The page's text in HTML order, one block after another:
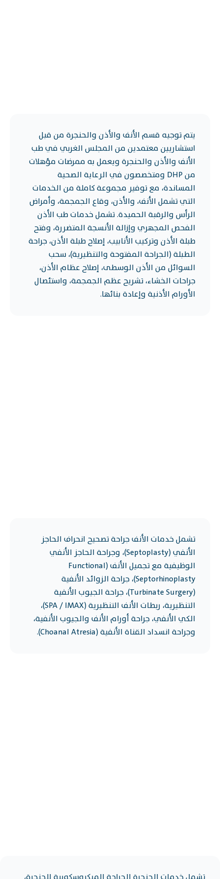
يتم توجيه قسم الأنف والأذن والحنجرة من قبل
استشاريين معتمدين من المجلس الغربي في طب
الأنف والأذن والحنجرة ويعمل به ممرضات مؤهلات
من DHP ومتخصصون في الرعاية الصحية
المساندة، مع توفير مجموعة كاملة من الخدمات
التي تشمل الأنف، والأذن، وقاع الجمجمة، وأمراض
الرأس والرقبة الحميدة. تشمل خدمات طب الأذن
الفحص المجهري وإزالة الأنسجة المتضررة، وفتح
طبلة الأذن وتركيب الأنابيب، إصلاح طبلة الأذن، جراحة
الطبلة (الجراحة المفتوحة والتنظيرية)، سحب
السوائل من الأذن الوسطى، إصلاح عظام الأذن،
جراحات الخشاء، تشريح عظم الجمجمة، واستئصال
الأورام الأذنية وإعادة بنائها.
تشمل خدمات الأنف جراحة تصحيح انحراف الحاجز
الأنفي (Septoplasty)، وجراحة الحاجز الأنفي
الوظيفية مع تجميل الأنف (Functional
Septorhinoplasty)، جراحة الزوائد الأنفية
(Turbinate Surgery)، جراحة الجيوب الأنفية
التنظيرية، ربطات الأنف التنظيرية (SPA / IMAX)،
الكي الأنفي، جراحة أورام الأنف والجيوب الأنفية،
وجراحة انسداد القناة الأنفية (Choanal Atresia).